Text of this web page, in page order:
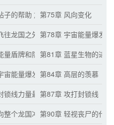
子的帮助 加速精准感染
第75章 风向变化
？
往龙国之外的丧尸飞机第78章 宇宙能量爆发了
化
量盾牌和隐身第81章 蓝星生物的进化
宙能量爆发下的人类第84章 高层的羡慕
锁线力量最空虚的时候
第87章 攻打封锁线
器
整个龙国冲去的丧尸第90章 轻视丧尸的代价